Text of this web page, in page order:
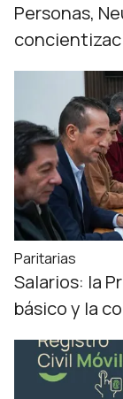
Personas,
Paritarias
Salarios: la
básico y la